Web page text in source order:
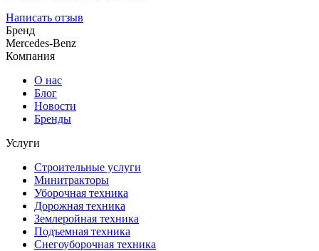
Написать отзыв
Бренд
Mercedes-Benz
Компания
О нас
Блог
Новости
Бренды
Услуги
Строительные услуги
Минитракторы
Уборочная техника
Дорожная техника
Землеройная техника
Подъемная техника
Снегоуборочная техника